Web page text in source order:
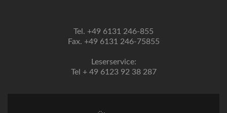
Tel. +49 6131 246-855
Fax. +49 6131 246-75855
Leserservice:
Tel + 49 6123 92 38 287